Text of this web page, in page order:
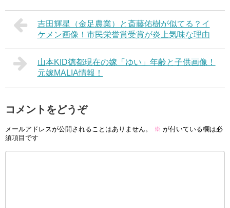
吉田輝星（金足農業）と斎藤佑樹が似てる？イ
ケメン画像！市民栄誉賞受賞が炎上気味な理由
山本KID徳都現在の嫁「ゆい」年齢と子供画像！
元嫁MALIA情報！
コメントをどうぞ
メールアドレスが公開されることはありません。 ※ が付いている欄は必
須項目です